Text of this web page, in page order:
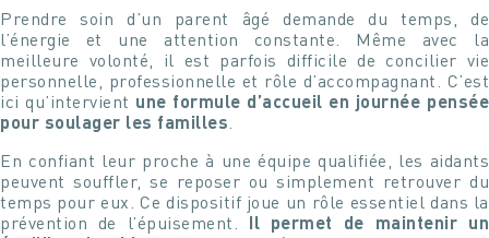
Prendre soin d’un parent âgé demande du temps, de
l’énergie et une attention constante. Même avec la
meilleure volonté, il est parfois difficile de concilier vie
personnelle, professionnelle et rôle d’accompagnant. C’est
ici qu’intervient une formule d’accueil en journée pensée
pour soulager les familles
En confiant leur proche à une équipe qualifiée, les aidants
peuvent souffler, se reposer ou simplement retrouver du
temps pour eux. Ce dispositif joue un rôle essentiel dans la
prévention de l’épuisement. Il permet de maintenir un
Rencontrez
Programmer une visite
DE LA RÉSIDENCE